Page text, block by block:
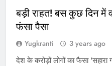
बड़ी राहत! बस कुछ दिन में
फंसा पैसा
Yugkranti 3 years ago
देश के करोड़ों लोगों का फैसा